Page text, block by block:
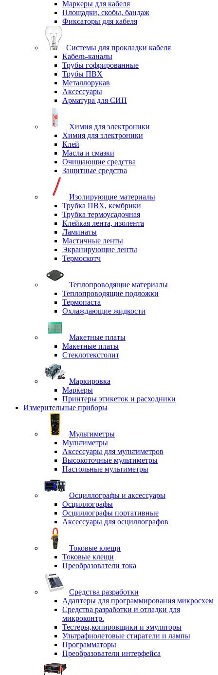
Маркеры для кабеля
Площадки, скобы, бандаж
Фиксаторы для кабеля
Системы для прокладки кабеля
Кабель-каналы
Трубы гофрированные
Трубы ПВХ
Металлорукав
Аксессуары
Арматура для СИП
Химия для электроники
Химия для электроники
Клей
Масла и смазки
Очищающие средства
Защитные средства
Изолирующие материалы
Трубка ПВХ, кембрики
Трубка термоусадочная
Клейкая лента, изолента
Ламинаты
Мастичные ленты
Экранирующие ленты
Термоскотч
Теплопроводящие материалы
Теплопроводящие подложки
Термопаста
Охлаждающие жидкости
Макетные платы
Макетные платы
Стеклотекстолит
Маркировка
Маркеры
Принтеры этикеток и расходники
Измерительные приборы
Мультиметры
Мультиметры
Аксессуары для мультиметров
Высокоточные мультиметры
Настольные мультиметры
Осциллографы и аксессуары
Осциллографы
Осциллографы портативные
Аксессуары для осциллографов
Токовые клещи
Токовые клещи
Преобразователи тока
Средства разработки
Адаптеры для программирования микросхем
Средства разработки и отладки для
микроконтр.
Тестеры,копировщики и эмуляторы
Ультрафиолетовые стиратели и лампы
Программаторы
Преобразователи интерфейса